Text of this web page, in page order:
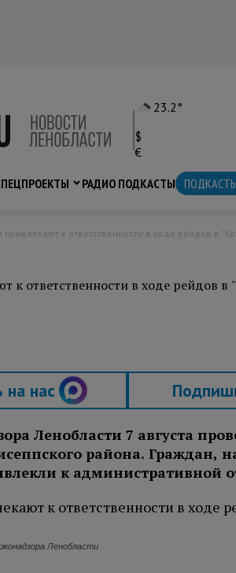
23.2°
$
€
РАДИО ПОДКАСТЫ
к ответственности в ходе рейдов в
к ответственности в ходе рейдов в
нас
Ленобласти 7 августа
района.
к административной
Ленобласти